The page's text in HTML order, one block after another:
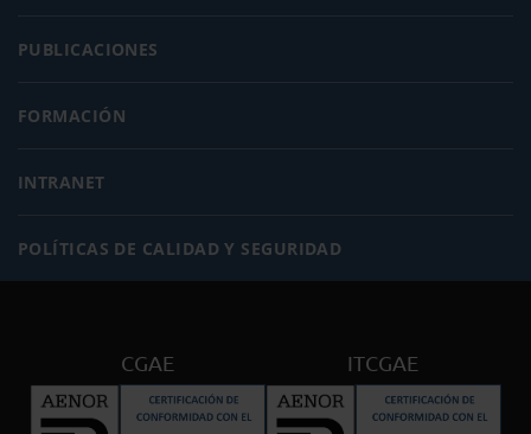
PUBLICACIONES
FORMACIÓN
INTRANET
POLÍTICAS DE CALIDAD Y SEGURIDAD
CGAE ITCGAE